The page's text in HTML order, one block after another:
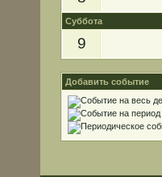
Суббота
9
Добавить событие